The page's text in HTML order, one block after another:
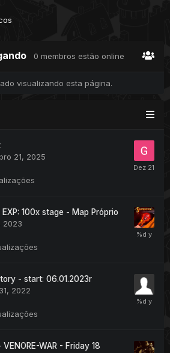
0 membros estão online
visualizando esta página.
21, 2025
100x stage - Map Próprio
2023
- start: 06.01.2023r
2022
WAR - Friday 18